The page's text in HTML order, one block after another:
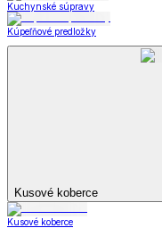
Kuchynské súpravy
Kúpeľňové predložky
Kusové koberce
Kusové koberce